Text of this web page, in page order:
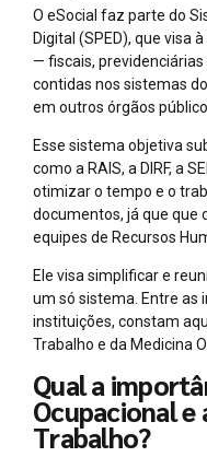
O eSocial faz parte do
Digital (SPED), que visa
— fiscais,
contidas nos sistemas
em outros órgãos
Esse sistema objetiva
como a RAIS, a DIRF, a
otimizar o tempo e o
documentos, já que que
equipes de Recursos
Ele visa simplificar e
um só sistema. Entre as
instituições, constam
Trabalho e da Medicina
Qual a
Ocupacional e
Trabalho?